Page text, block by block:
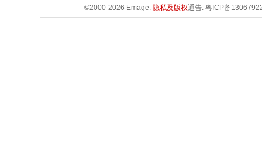
©2000-2026 Emage. 隐私及版权通告. 粤ICP备